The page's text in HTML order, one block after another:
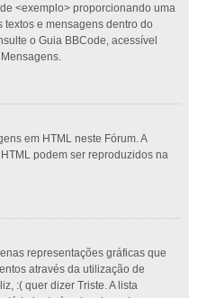
<exemplo> proporcionando uma
e mensagens dentro do
o Guia BBCode, acessível
em HTML neste Fórum. A
podem ser reproduzidos na
representações gráficas que
através da utilização de
:( quer dizer Triste. A lista